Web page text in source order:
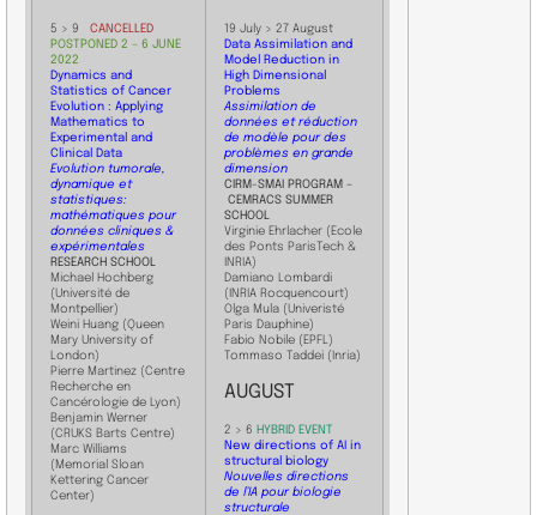
5 > 9 CANCELLED
POSTPONED 2 – 6 JUNE
2022
Dynamics and
Statistics of Cancer
Evolution : Applying
Mathematics to
Experimental and
Clinical Data
Evolution tumorale,
dynamique et
statistiques:
mathématiques pour
données cliniques &
expérimentales
​RESEARCH SCHOOL
Michael Hochberg
(Université de
Montpellier)
Weini Huang (Queen
Mary University of
London)
Pierre Martinez (Centre
Recherche en
Cancérologie de Lyon)
Benjamin Werner
(CRUKS Barts Centre)
Marc Williams
(Memorial Sloan
Kettering Cancer
Center)
19 July > 27 August
Data Assimilation and
Model Reduction in
High Dimensional
Problems
Assimilation de
données et réduction
de modèle pour des
problèmes en grande
dimension
CIRM-SMAI PROGRAM –
CEMRACS SUMMER
SCHOOL
Virginie Ehrlacher (Ecole
des Ponts ParisTech &
INRIA)
Damiano Lombardi
(INRIA Rocquencourt)
Olga Mula (Univeristé
Paris Dauphine)
Fabio Nobile (EPFL)
Tommaso ​Taddei (Inria)
AUGUST
2 > 6 HYBRID EVENT
New directions of AI in
structural biology
Nouvelles directions
de l’IA pour biologie
structurale